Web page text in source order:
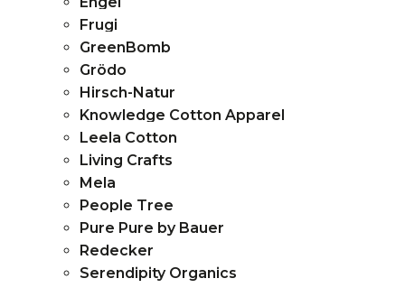
Frugi
GreenBomb
Grödo
Hirsch-Natur
Knowledge Cotton Apparel
Leela Cotton
Living Crafts
Mela
People Tree
Pure Pure by Bauer
Redecker
Serendipity Organics